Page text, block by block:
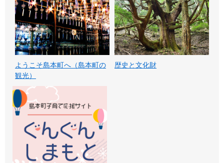
ようこそ島本町へ（島本町の
観光）
歴史と文化財